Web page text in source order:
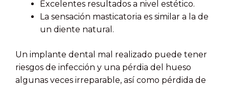
Excelentes resultados a nivel estético.
La sensación masticatoria es similar a la de
un diente natural.
Un implante dental mal realizado puede tener
riesgos de infección y una pérdia del hueso
algunas veces irreparable, así como pérdida de